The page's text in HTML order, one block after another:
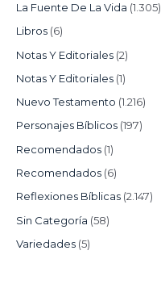
La Fuente De La Vida (1.305)
Libros (6)
Notas Y Editoriales (2)
Notas Y Editoriales (1)
Nuevo Testamento (1.216)
Personajes Bíblicos (197)
Recomendados (1)
Recomendados (6)
Reflexiones Bíblicas (2.147)
Sin Categoría (58)
Variedades (5)